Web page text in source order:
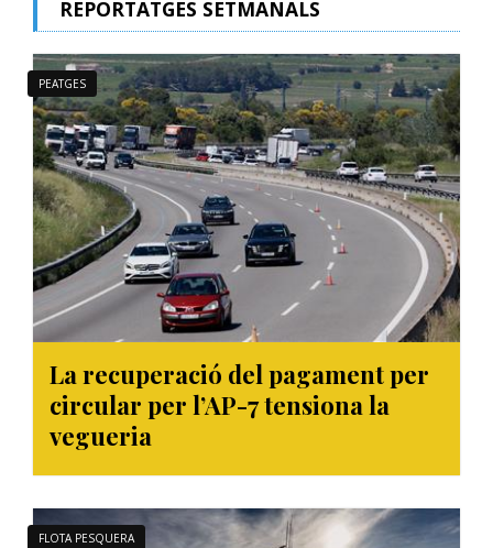
REPORTATGES SETMANALS
PEATGES
La recuperació del pagament per
circular per l’AP-7 tensiona la
vegueria
FLOTA PESQUERA